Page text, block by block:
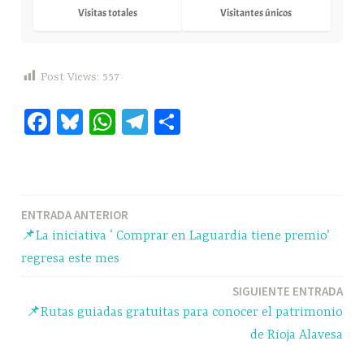
Visitas totales Visitantes únicos
Post Views: 557
Fa Bl W
pp
Te
m rti
Navegación
ENTRADA ANTERIOR
📌La iniciativa ‘ Comprar en Laguardia tiene premio’
regresa este mes
SIGUIENTE ENTRADA
📌Rutas guiadas gratuitas para conocer el patrimonio
de Rioja Alavesa